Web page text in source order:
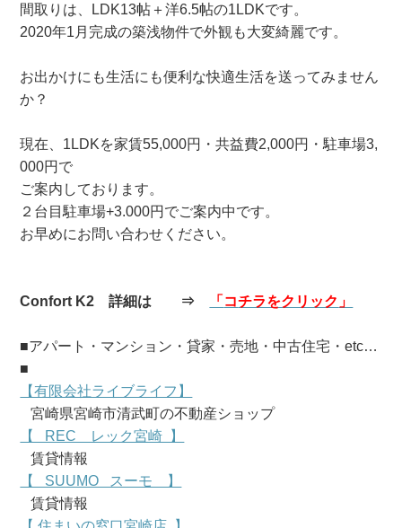
間取りは、LDK13帖＋洋6.5帖の1LDKです。
2020年1月完成の築浅物件で外観も大変綺麗です。
お出かけにも生活にも便利な快適生活を送ってみません
か？
現在、1LDKを家賃55,000円・共益費2,000円・駐車場3,
000円で
ご案内しております。
２台目駐車場+3.000円でご案内中です。
お早めにお問い合わせください。
Confort K2詳細は ⇒ 「 コチラをクリック 」
■アパート・マンション・貸家・売地・中古住宅・etc…
■
【有限会社ライブライフ】
宮崎県宮崎市清武町の不動産ショップ
【 REC レック宮崎 】
賃貸情報
【 SUUMO スーモ 】
賃貸情報